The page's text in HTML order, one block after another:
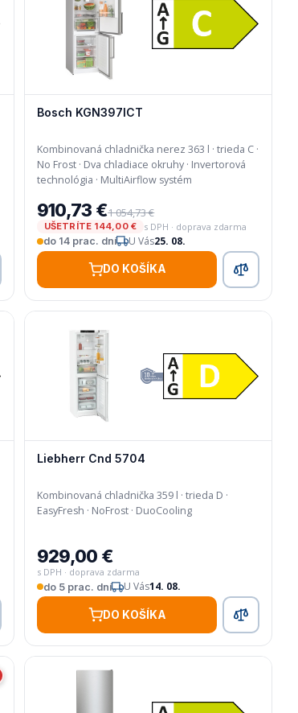
Bosch KGN397ICT
Kombinovaná chladnička nerez 363 l · trieda C ·
No Frost · Dva chladiace okruhy · Invertorová
technológia · MultiAirflow systém
910,73 €1 054,73 €
UŠETRÍTE 144,00 €
s DPH · doprava zdarma
do 14 prac. dní
U Vás25. 08.
DO KOŠÍKA
Liebherr Cnd 5704
Kombinovaná chladnička 359 l · trieda D ·
EasyFresh · NoFrost · DuoCooling
929,00 €
s DPH · doprava zdarma
do 5 prac. dní
U Vás14. 08.
DO KOŠÍKA